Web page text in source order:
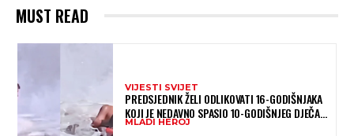
MUST READ
VIJESTI SVIJET
PREDSJEDNIK ŽELI ODLIKOVATI 16-GODIŠNJAKA
KOJI JE NEDAVNO SPASIO 10-GODIŠNJEG DJEČAKA
IZ SMRTONOSNIH VALOVA
MLADI HEROJ